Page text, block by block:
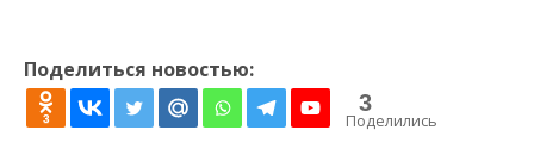
Поделиться новостью:
3
3
Поделились